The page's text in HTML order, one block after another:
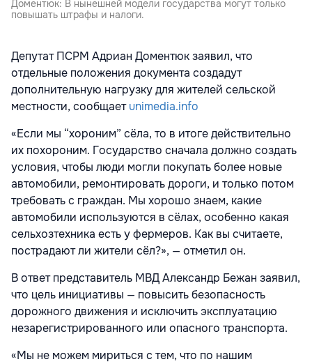
Доментюк: В нынешней модели государства могут только
повышать штрафы и налоги.
Депутат ПСРМ Адриан Доментюк заявил, что
отдельные положения документа создадут
дополнительную нагрузку для жителей сельской
местности, сообщаетunimedia.info
«Если мы “хороним” сёла, то в итоге действительно
их похороним. Государство сначала должно создать
условия, чтобы люди могли покупать более новые
автомобили, ремонтировать дороги, и только потом
требовать с граждан. Мы хорошо знаем, какие
автомобили используются в сёлах, особенно какая
сельхозтехника есть у фермеров. Как вы считаете,
пострадают ли жители сёл?», — отметил он.
В ответ представитель МВД Александр Бежан заявил,
что цель инициативы — повысить безопасность
дорожного движения и исключить эксплуатацию
незарегистрированного или опасного транспорта.
«Мы не можем мириться с тем, что по нашим